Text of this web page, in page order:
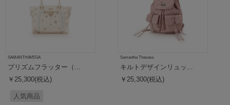
SAMANTHAVEGA
プリズムフラッター（...
￥25,300(税込)
人気商品
Samantha Thavasa
キルトデザインリュッ...
￥25,300(税込)